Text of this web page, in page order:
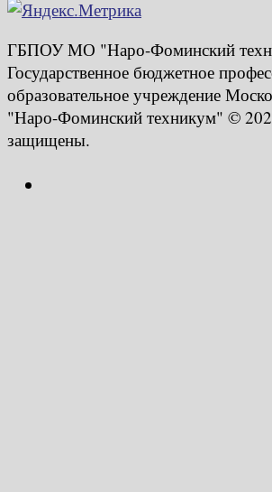
ГБПОУ МО "Наро-Фоминский
Государственное бюджетное
образовательное учреждение
"Наро-Фоминский техникум" ©
защищены.